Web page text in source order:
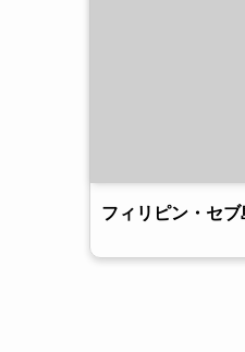
フィリピン・セ